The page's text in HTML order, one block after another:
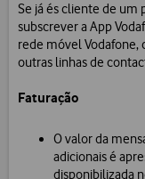
Se já és cliente de um
subscrever a App
rede móvel Vodafone,
outras linhas de
Faturação
O valor da
adicionais é
disponibilizada